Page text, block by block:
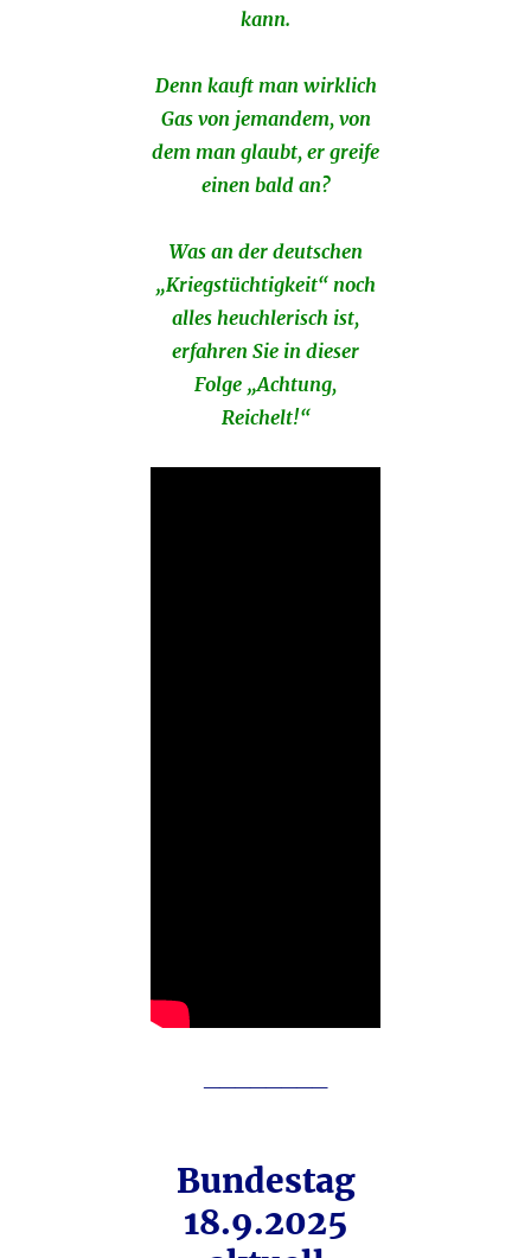
kann.
Denn kauft man wirklich
Gas von jemandem, von
dem man glaubt, er greife
einen bald an?
Was an der deutschen
„Kriegstüchtigkeit“ noch
alles heuchlerisch ist,
erfahren Sie in dieser
Folge „Achtung,
Reichelt!“
Bundestag
18.9.2025